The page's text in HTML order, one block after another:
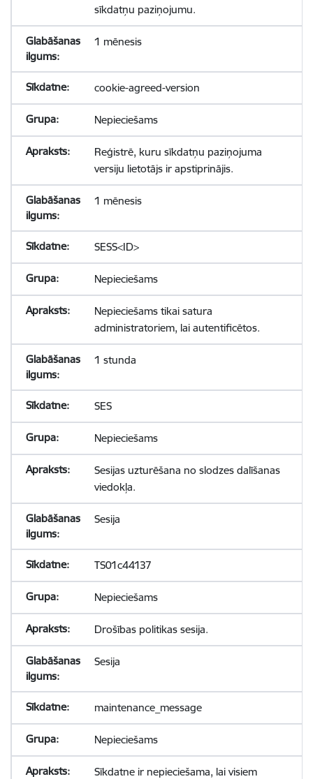
sīkdatņu paziņojumu.
1 mēnesis
cookie-agreed-version
Nepieciešams
Reģistrē, kuru sīkdatņu paziņojuma
versiju lietotājs ir apstiprinājis.
1 mēnesis
SESS<ID>
Nepieciešams
Nepieciešams tikai satura
administratoriem, lai autentificētos.
1 stunda
SES
Nepieciešams
Sesijas uzturēšana no slodzes dalīšanas
viedokļa.
Sesija
TS01c44137
Nepieciešams
Drošības politikas sesija.
Sesija
maintenance_message
Nepieciešams
Sīkdatne ir nepieciešama, lai visiem